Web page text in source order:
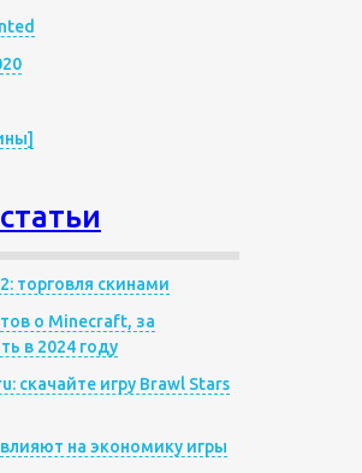
торговля скинами
о Minecraft, за
в 2024 году
скачайте игру Brawl Stars
влияют на экономику игры